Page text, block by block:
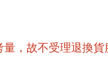
，故不受理退換貨